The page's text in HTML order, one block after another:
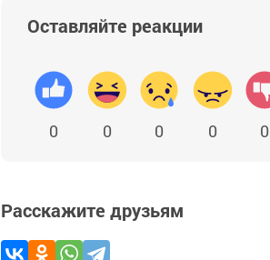
Оставляйте реакции
0 0 0 0 0
Расскажите друзьям